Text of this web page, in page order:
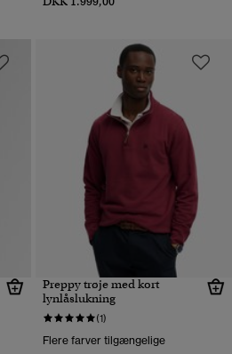
Preppy trøje med kort
lynlåslukning
(1)
Flere farver tilgængelige